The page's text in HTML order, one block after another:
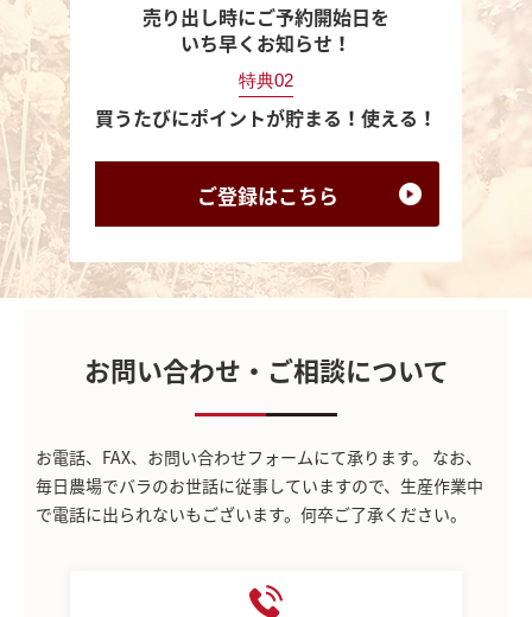
売り出し時にご予約開始日を
いち早くお知らせ！
特典02
買うたびにポイントが貯まる！使える！
ご登録はこちら
お問い合わせ・ご相談について
お電話、FAX、お問い合わせフォームにて承ります。
なお、
毎日農場でバラのお世話に従事していますので、生産作業中
で電話に出られないもございます。何卒ご了承ください。